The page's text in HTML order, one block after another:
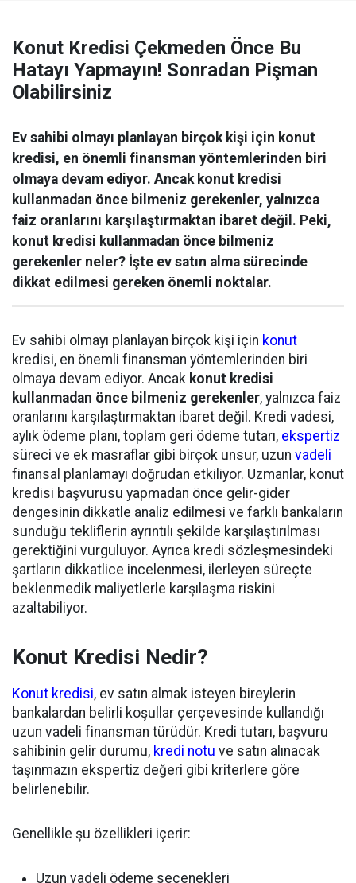
Konut Kredisi Çekmeden Önce Bu
Hatayı Yapmayın! Sonradan Pişman
Olabilirsiniz
Ev sahibi olmayı planlayan birçok kişi için konut
kredisi, en önemli finansman yöntemlerinden biri
olmaya devam ediyor. Ancak konut kredisi
kullanmadan önce bilmeniz gerekenler, yalnızca
faiz oranlarını karşılaştırmaktan ibaret değil. Peki,
konut kredisi kullanmadan önce bilmeniz
gerekenler neler? İşte ev satın alma sürecinde
dikkat edilmesi gereken önemli noktalar.
Ev sahibi olmayı planlayan birçok kişi için konut
kredisi, en önemli finansman yöntemlerinden biri
olmaya devam ediyor. Ancak konut kredisi
kullanmadan önce bilmeniz gerekenler, yalnızca faiz
oranlarını karşılaştırmaktan ibaret değil. Kredi vadesi,
aylık ödeme planı, toplam geri ödeme tutarı, ekspertiz
süreci ve ek masraflar gibi birçok unsur, uzun vadeli
finansal planlamayı doğrudan etkiliyor. Uzmanlar, konut
kredisi başvurusu yapmadan önce gelir-gider
dengesinin dikkatle analiz edilmesi ve farklı bankaların
sunduğu tekliflerin ayrıntılı şekilde karşılaştırılması
gerektiğini vurguluyor. Ayrıca kredi sözleşmesindeki
şartların dikkatlice incelenmesi, ilerleyen süreçte
beklenmedik maliyetlerle karşılaşma riskini
azaltabiliyor.
Konut Kredisi Nedir?
Konut kredisi, ev satın almak isteyen bireylerin
bankalardan belirli koşullar çerçevesinde kullandığı
uzun vadeli finansman türüdür. Kredi tutarı, başvuru
sahibinin gelir durumu, kredi notu ve satın alınacak
taşınmazın ekspertiz değeri gibi kriterlere göre
belirlenebilir.
Genellikle şu özellikleri içerir:
Uzun vadeli ödeme seçenekleri